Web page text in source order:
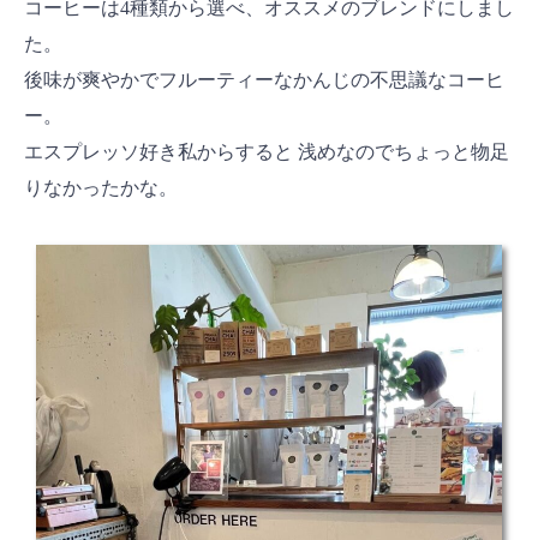
コーヒーは4種類から選べ、オススメのブレンドにしまし
た。
後味が爽やかでフルーティーなかんじの不思議なコーヒ
ー。
エスプレッソ好き私からすると 浅めなのでちょっと物足
りなかったかな。